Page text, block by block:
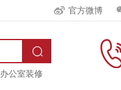
官方微博
办公室装修